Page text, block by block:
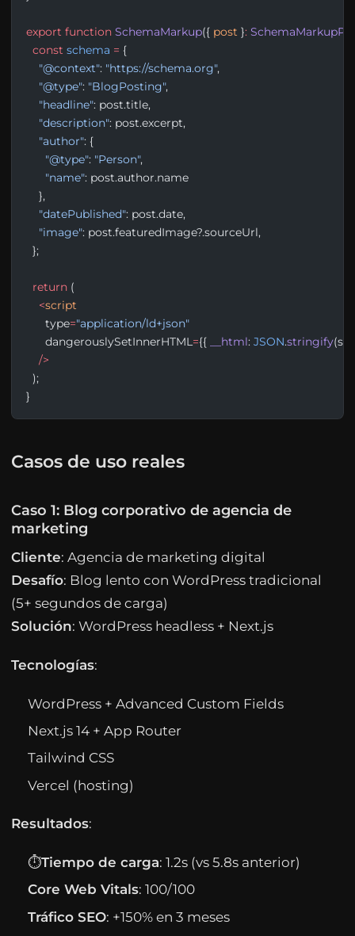
export function SchemaMarkup({ post }:
  const
schema = {
    "@context"
: "https://schema.org",
    "@type"
: "BlogPosting",
    "headline"
: post.title,
    "description"
: post.excerpt,
    "author"
: {
      "@type"
: "Person",
      "name"
: post.author.name
    },
    "datePublished"
: post.date,
    "image"
: post.featuredImage?.sourceUrl,
  };
  return
(
    <
script
      type
="application/ld+json"
      dangerouslySetInnerHTML
={{ __html: JSON.stringify
    />
  );
}
Casos de uso reales
Caso 1: Blog corporativo de agencia de
marketing
Cliente: Agencia de marketing digital
Desafío: Blog lento con WordPress tradicional
(5+ segundos de carga)
Solución: WordPress headless + Next.js
Tecnologías:
WordPress + Advanced Custom Fields
Next.js 14 + App Router
Tailwind CSS
Vercel (hosting)
Resultados:
⏱Tiempo de carga: 1.2s (vs 5.8s anterior)
Core Web Vitals: 100/100
Tráfico SEO: +150% en 3 meses